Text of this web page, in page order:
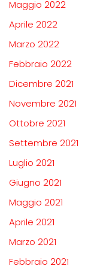
Maggio 2022
Aprile 2022
Marzo 2022
Febbraio 2022
Dicembre 2021
Novembre 2021
Ottobre 2021
Settembre 2021
Luglio 2021
Giugno 2021
Maggio 2021
Aprile 2021
Marzo 2021
Febbraio 2021